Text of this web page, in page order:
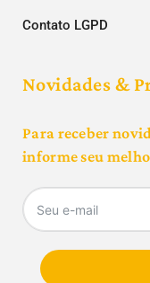
Contato LGPD
Novidades &
Para receber
informe seu